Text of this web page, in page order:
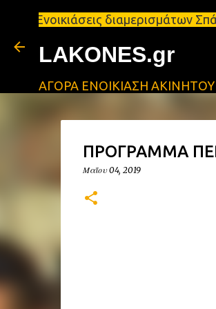
διαμερισμάτων Σπάρτη
LAKONES.gr
ΑΓΟΡΑ ΕΝΟΙΚΙΑΣΗ ΑΚΙΝΗΤΟΥ
ΠΡΟΓΡΑΜΜΑ
Μαΐου 04, 2019